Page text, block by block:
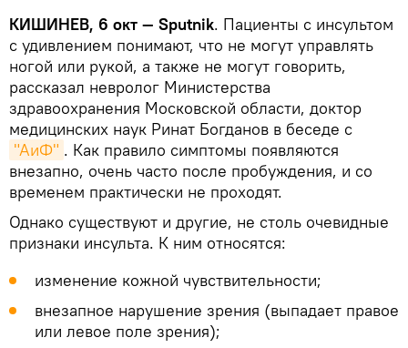
КИШИНЕВ, 6 окт — Sputnik. Пациенты с инсультом
с удивлением понимают, что не могут управлять
ногой или рукой, а также не могут говорить,
рассказал невролог Министерства
здравоохранения Московской области, доктор
медицинских наук Ринат Богданов в беседе с
"АиФ" . Как правило симптомы появляются
внезапно, очень часто после пробуждения, и со
временем практически не проходят.
Однако существуют и другие, не столь очевидные
признаки инсульта. К ним относятся:
изменение кожной чувствительности;
внезапное нарушение зрения (выпадает правое
или левое поле зрения);